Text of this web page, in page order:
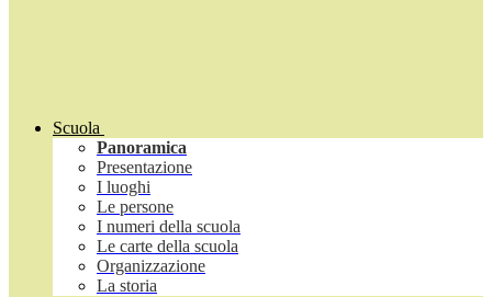
Scuola
Panoramica
Presentazione
I luoghi
Le persone
I numeri della scuola
Le carte della scuola
Organizzazione
La storia